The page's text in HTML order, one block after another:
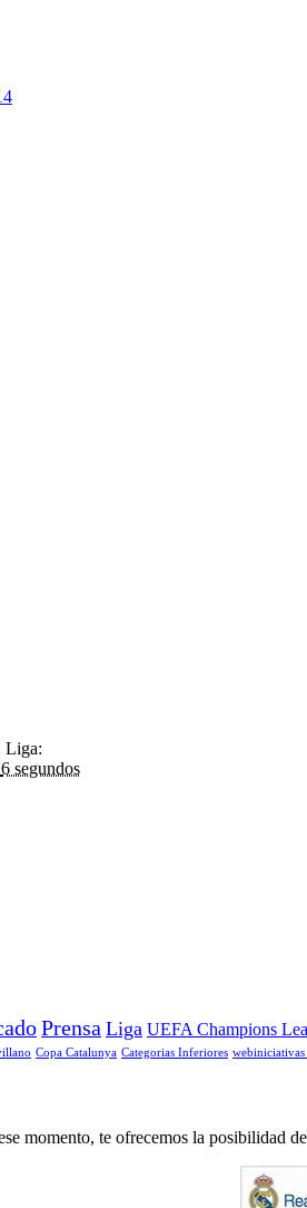
Liga:
6 segundos
Prensa Liga UEFA Champions
Copa Catalunya Categorias Inferiores webiniciativas
momento, te ofrecemos la posibilidad